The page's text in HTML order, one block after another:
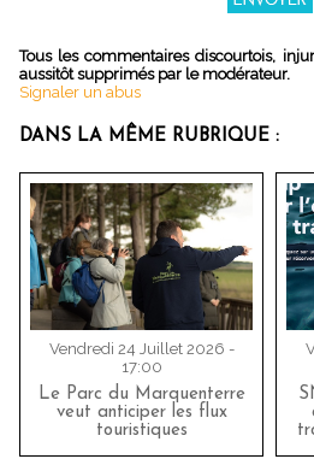
Tous les commentaires discourtois,
aussitôt supprimés par le modérateur.
Signaler un abus
DANS LA MÊME RUBRIQUE :
Vendredi 24 Juillet 2026 -
17:00
Le Parc du Marquenterre
veut anticiper les flux
touristiques